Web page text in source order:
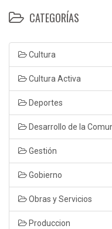
CATEGORÍAS
Cultura
Cultura Activa
Deportes
Desarrollo de la
Gestión
Gobierno
Obras y Servicios
Produccion